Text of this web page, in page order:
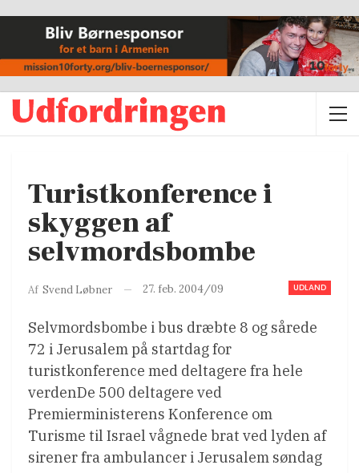
Turistkonference i
skyggen af
selvmordsbombe
UDLAND
Af Svend Løbner 27. feb. 2004/09
Selvmordsbombe i bus dræbte 8 og sårede
72 i Jerusalem på startdag for
turistkonference med deltagere fra hele
verdenDe 500 deltagere ved
Premierministerens Konference om
Turisme til Israel vågnede brat ved lyden af
sirener fra ambulancer i Jerusalem søndag